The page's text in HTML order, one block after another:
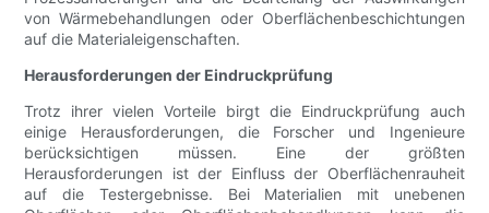
von Wärmebehandlungen oder Oberflächenbeschichtungen
auf die Materialeigenschaften.
Herausforderungen der Eindruckprüfung
Trotz ihrer vielen Vorteile birgt die Eindruckprüfung auch
einige Herausforderungen, die Forscher und Ingenieure
berücksichtigen müssen. Eine der größten
Herausforderungen ist der Einfluss der Oberflächenrauheit
auf die Testergebnisse. Bei Materialien mit unebenen